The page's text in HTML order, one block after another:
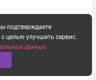
подтверждаете
целью улучшить сервис.
данных